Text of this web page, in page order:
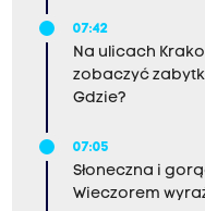
07:42
Na ulicach
zobaczyć
Gdzie?
07:05
Słoneczna i
Wieczorem